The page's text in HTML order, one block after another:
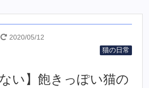
2020/05/12
猫の日常
ない】飽きっぽい猫の